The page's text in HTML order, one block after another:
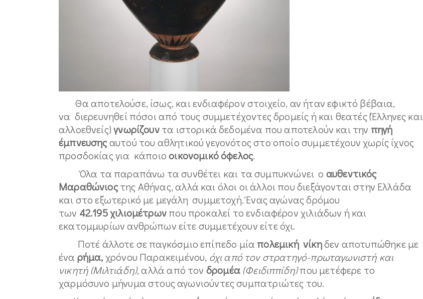
Θα αποτελούσε, ίσως, και ενδιαφέρον στοιχείο, αν ήταν εφικτό βέβαια,
να διερευνηθεί πόσοι από τους συμμετέχοντες δρομείς ή και θεατές (Έλληνες και
αλλοεθνείς)γνωρίζουντα ιστορικά δεδομένα που αποτελούν και την πηγή
έμπνευσηςαυτού του αθλητικού γεγονότος στο οποίο συμμετέχουν χωρίς ίχνος
προσδοκίας για κάποιοοικονομικό όφελος.
Όλα τα παραπάνω τα συνθέτει και τα συμπυκνώνει ο αυθεντικός
Μαραθώνιοςτης Αθήνας, αλλά και όλοι οι άλλοι που διεξάγονται στην Ελλάδα
και στο εξωτερικό με μεγάλη συμμετοχή. Ένας αγώνας δρόμου
των 42.195χιλιομέτρωνπου προκαλεί το ενδιαφέρον χιλιάδων ή και
εκατομμυρίων ανθρώπων είτε συμμετέχουν είτε όχι.
Ποτέ άλλοτε σε παγκόσμιο επίπεδο μία πολεμική νίκηδεν αποτυπώθηκε με
ένα ρήμα,χρόνου Παρακειμένου, όχι από τον στρατηγό-πρωταγωνιστή και
νικητή (Μιλτιάδη),αλλά από τον δρομέα (Φειδιππίδη)που μετέφερε το
χαρμόσυνο μήνυμα στους αγωνιούντες συμπατριώτες του.